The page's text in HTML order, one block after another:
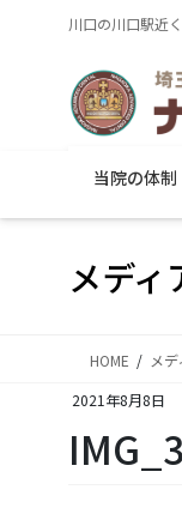
動
に
川口の川口駅近
当院の体
メディ
HOME メ
2021年8月8日